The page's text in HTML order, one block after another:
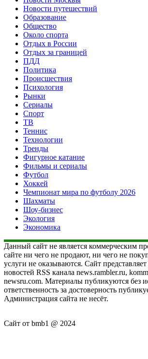
Новости путешествий
Образование
Общество
Около спорта
Отдых в России
Отдых за границей
ПДД
Политика
Происшествия
Психология
Рынки
Сериалы
Спорт
ТВ
Теннис
Технологии
Тренды
Фигурное катание
Фильмы и сериалы
Футбол
Хоккей
Чемпионат мира по футболу 2026
Шахматы
Шоу-бизнес
Экология
Экономика
Данный сайт не является коммерческим
сайте ни чего не продают, ни чего не
услуги не оказываются. Сайт
новостей RSS канала news.rambler.ru,
newsru.com. Материалы публикуются без
ответственность за достоверность
Администрация сайта не несёт.
Сайт от bmb1 @ 2024